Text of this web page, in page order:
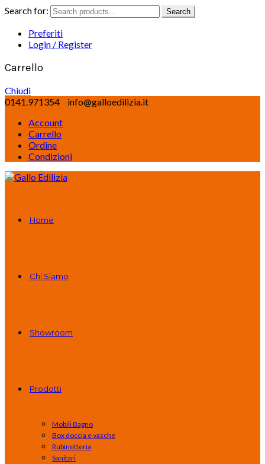
Search for: Search
Preferiti
Login / Register
Carrello
Chiudi
0141.971354
info@galloedilizia.it
Account
Carrello
Ordine
Condizioni
Home
Chi Siamo
Showroom
Prodotti
Mobili Bagno
Box doccia e vasche
Rubinetteria
Sanitari